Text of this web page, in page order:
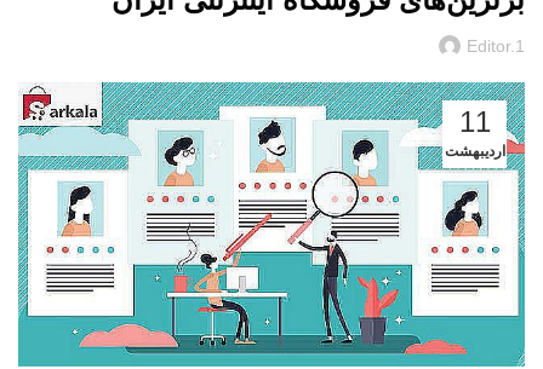
Editor.1
11
اردیبهشت